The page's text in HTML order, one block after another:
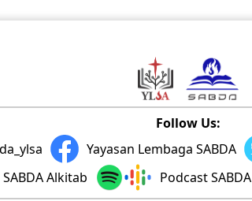
Follow Us:
Yayasan Lembaga SABDA
SABDA Alkitab
Podcast SABDA